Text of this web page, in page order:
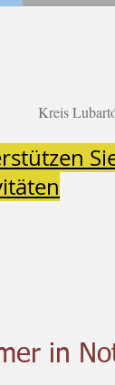
Kreis
in